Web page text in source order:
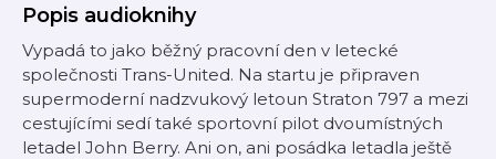
Popis audioknihy
Vypadá to jako běžný pracovní den v letecké
společnosti Trans-United. Na startu je připraven
supermoderní nadzvukový letoun Straton 797 a mezi
cestujícími sedí také sportovní pilot dvoumístných
letadel John Berry. Ani on, ani posádka letadla ještě